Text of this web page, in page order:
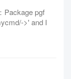
Package pgf
>' and I